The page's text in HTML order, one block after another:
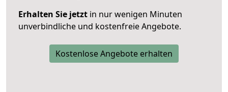
Erhalten Sie jetzt in nur wenigen Minuten
unverbindliche und kostenfreie Angebote.
Kostenlose Angebote erhalten